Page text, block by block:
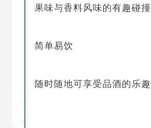
果味与香料风味的有趣碰撞
简单易饮
随时随地可享受品酒的乐趣